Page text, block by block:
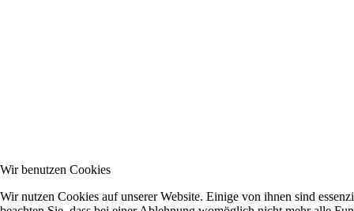
Wir benutzen Cookies
Wir nutzen Cookies auf unserer Website. Einige von ihnen sind